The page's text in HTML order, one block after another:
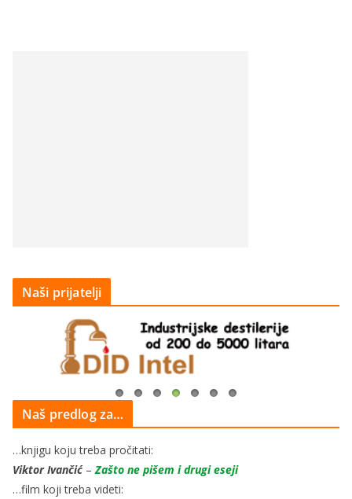
Naši prijatelji
Naš predlog za…
…knjigu koju treba pročitati:
Viktor Ivančić–Zašto ne pišem i drugi eseji
…film koji treba videti: